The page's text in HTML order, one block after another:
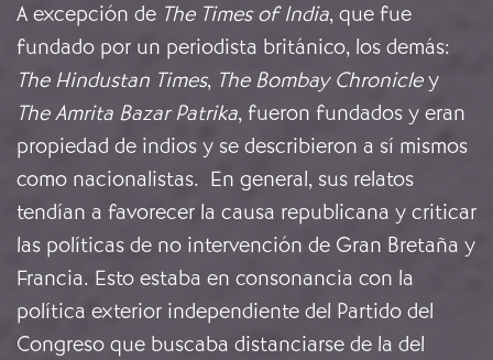
A excepción de The Times of India, que fue
fundado por un periodista británico, los demás:
The Hindustan Times, The Bombay Chronicley
The Amrita Bazar Patrika, fueron fundados y eran
propiedad de indios y se describieron a sí mismos
como nacionalistas. En general, sus relatos
tendían a favorecer la causa republicana y criticar
las políticas de no intervención de Gran Bretaña y
Francia. Esto estaba en consonancia con la
política exterior independiente del Partido del
Congreso que buscaba distanciarse de la del